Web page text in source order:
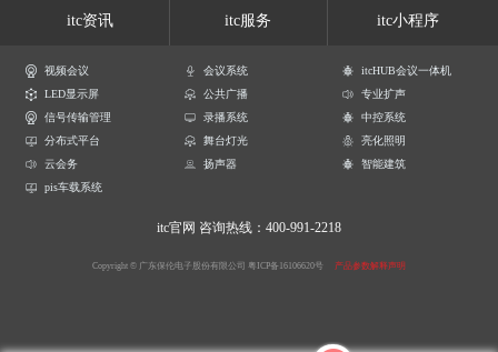
itc资讯 itc服务 itc小程序
视频会议 会议系统
itcHUB会议一体机
LED显示屏
公共广播
专业扩声
信号传输管理
录播系统
中控系统
分布式平台
舞台灯光
亮化照明
云会务
扬声器
智能建筑
pis车载系统
itc官网 咨询热线：400-991-2218
Copyright © 广东保伦电子股份有限公司 粤ICP备16106620号 产品参数解释声明